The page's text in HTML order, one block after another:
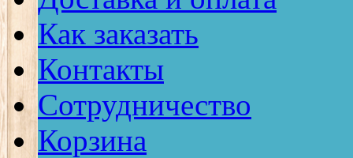
Как заказать
Контакты
Сотрудничество
Корзина